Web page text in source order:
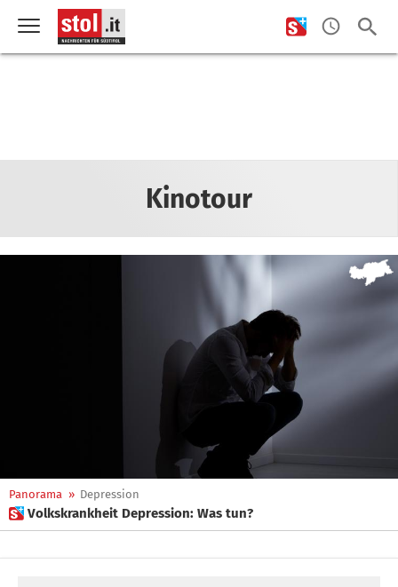
Kinotour
Panorama » Depression
 Volkskrankheit Depression: Was tun?